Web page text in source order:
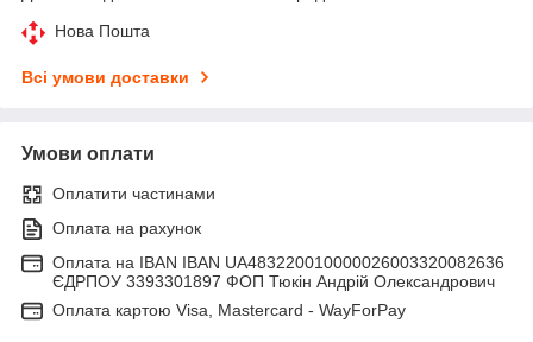
Нова Пошта
Всі умови доставки
Умови оплати
Оплатити частинами
Оплата на рахунок
Оплата на IBAN IBAN UA483220010000026003320082636
ЄДРПОУ 3393301897 ФОП Тюкін Андрій Олександрович
Оплата картою Visa, Mastercard - WayForPay